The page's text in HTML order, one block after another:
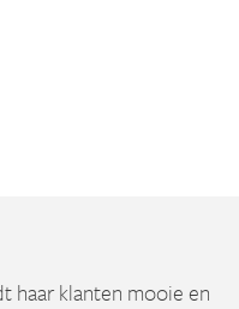
haar klanten mooie en